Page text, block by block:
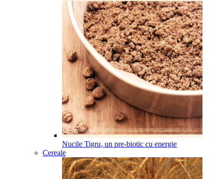
Nucile Tigru, un pre-biotic cu energie
Cereale